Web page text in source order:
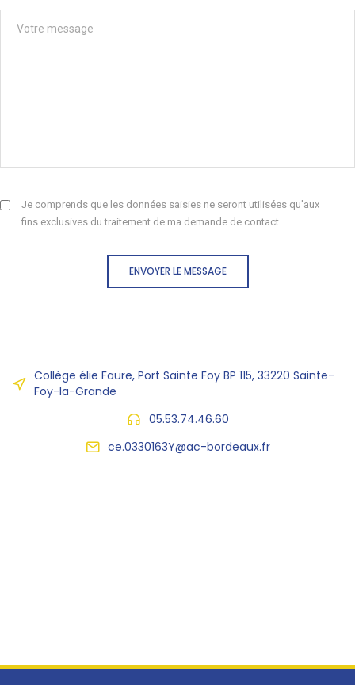
Je comprends que les données saisies ne seront utilisées qu'aux
fins exclusives du traitement de ma demande de contact.
ENVOYER LE MESSAGE
Collège élie Faure, Port Sainte Foy BP 115, 33220 Sainte-
Foy-la-Grande
05.53.74.46.60
ce.0330163Y@ac-bordeaux.fr